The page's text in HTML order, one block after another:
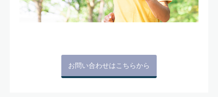
お問い合わせはこちらから